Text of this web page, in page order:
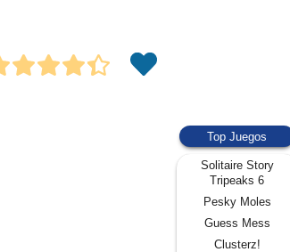
Top Juegos
Solitaire Story
Tripeaks 6
Pesky Moles
Guess Mess
Clusterz!